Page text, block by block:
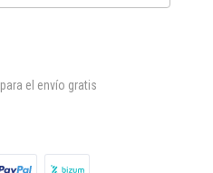
para el envío gratis